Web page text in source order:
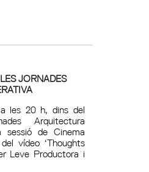
JORNADES
les 20 h, dins del
Arquitectura
sessió de Cinema
vídeo ‘Thoughts
Leve Productora i